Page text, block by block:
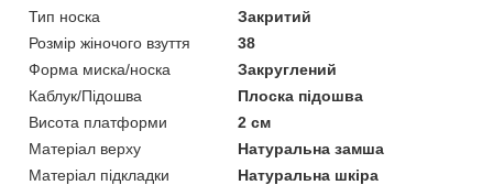
Тип носка
Закритий
Розмір жіночого взуття
38
Форма миска/носка
Закруглений
Каблук/Підошва
Плоска підошва
Висота платформи
2 см
Матеріал верху
Натуральна замша
Матеріал підкладки
Натуральна шкіра